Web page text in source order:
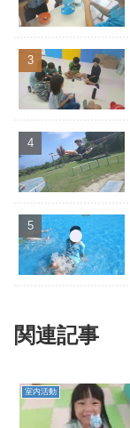
関連記事
室内活動